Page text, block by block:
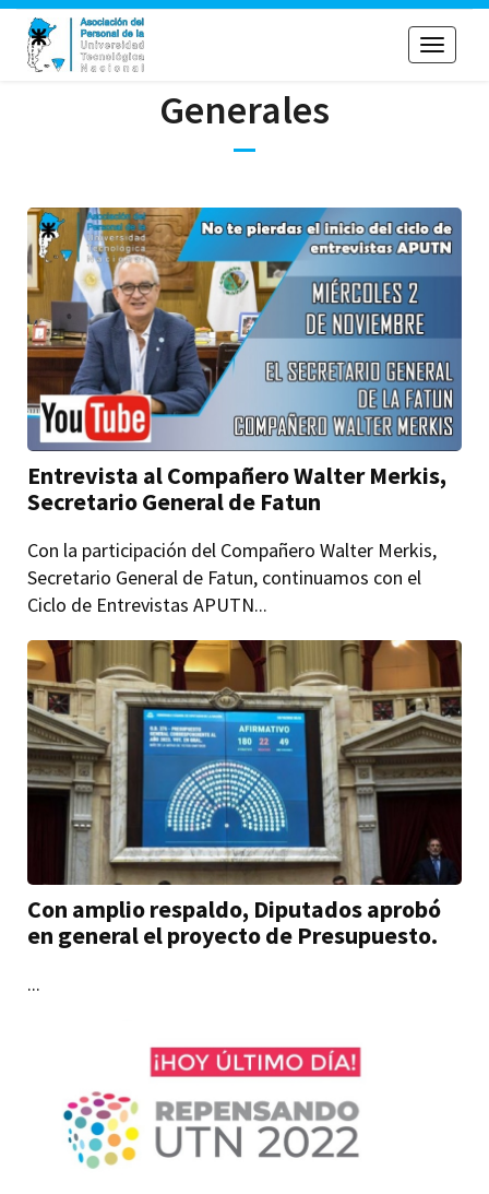
Toggle
Generales
Entrevista al Compañero Walter Merkis,
Secretario General de Fatun
Con la participación del Compañero Walter Merkis,
Secretario General de Fatun, continuamos con el
Ciclo de Entrevistas APUTN...
Con amplio respaldo, Diputados aprobó
en general el proyecto de Presupuesto.
...